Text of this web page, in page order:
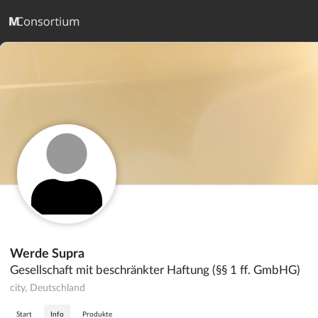
Werde Supra
Gesellschaft mit beschränkter Haftung (§§ 1 ff. GmbHG)
city, Deutschland
Start Info Produkte